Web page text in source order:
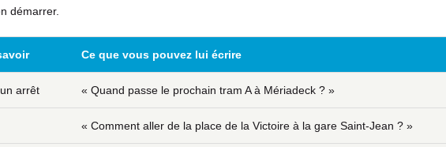
démarrer.
Ce que vous pouvez lui écrire
arrêt « Quand passe le prochain tram A à Mériadeck ? »
« Comment aller de la place de la Victoire à la gare Saint-Jean ? »